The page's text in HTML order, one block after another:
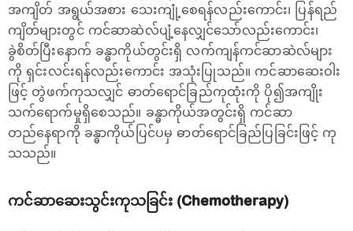
အကျိတ် အရွယ်အစား သေးကျုံ့စေရန်လည်းကောင်း၊ ပြန်ရည်
ကျိတ်များတွင် ကင်ဆာဆဲလ်ပျံ့နေလျှင်သော်လည်းကောင်း၊
ခွဲစိတ်ပြီးနောက် ခန္ဓာကိုယ်တွင်းရှိ လက်ကျန်ကင်ဆာဆဲလ်များ
ကို ရှင်းလင်းရန်လည်းကောင်း အသုံးပြုသည်။ ကင်ဆာဆေးဝါး
ဖြင့် တွဲဖက်ကုသလျှင် ဓာတ်ရောင်ခြည်ကုထုံးကို ပို၍အကျိုး
သက်ရောက်မှုရှိစေသည်။ ခန္ဓာကိုယ်အတွင်းရှိ ကင်ဆာ
တည်နေရာကို ခန္ဓာကိုယ်ပြင်ပမှ ဓာတ်ရောင်ခြည်ပြခြင်းဖြင့် ကု
သသည်။
ကင်ဆာဆေးသွင်းကုသခြင်း (Chemotherapy)